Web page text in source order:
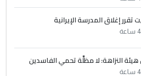
والتصحر!!
تقرر إغلاق المدرسة الإيرانية
النزاهة: لا مظلَّة تحمي الفاسدين